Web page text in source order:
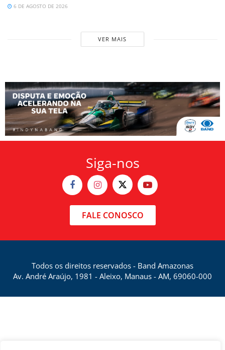
6 DE AGOSTO DE 2026
VER MAIS
Siga-nos
FALE CONOSCO
Todos os direitos reservados - Band Amazonas
Av. André Araújo, 1981 - Aleixo, Manaus - AM, 69060-000